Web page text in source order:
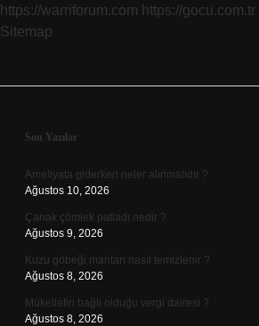
https://warriforum.com https://gocu.com.tr
Sitemap
Sidebar
Son Yazılar
Ameliyata giderken neler alınmalıdır ?
Ağustos 10, 2026
Çanak çömlek patladı nedir ?
Ağustos 9, 2026
Kuzu göbeği mantarı nasıl temizlenir ?
Ağustos 8, 2026
Mükellefin bağlı olduğu vergi dairesi ?
Ağustos 8, 2026